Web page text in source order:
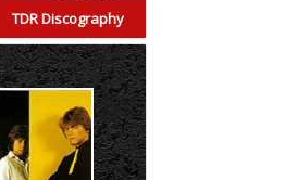
TDR Discography